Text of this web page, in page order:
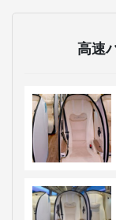
高速